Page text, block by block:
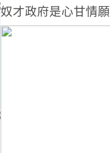
奴才政府是心甘情